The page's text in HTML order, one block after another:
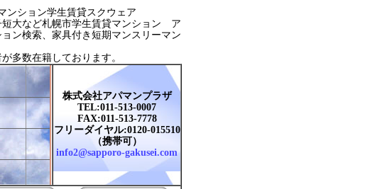
ション学生賃貸スクウェア
短大など札幌市学生賃貸マンション ア
ン検索、家具付き短期マンスリーマン
多数在籍しております。
株式会社アパマンプラザ
TEL:011-513-0007
FAX:011-513-7778
フリーダイヤル:0120-015510
（携帯可）
info2@sapporo-gakusei.com